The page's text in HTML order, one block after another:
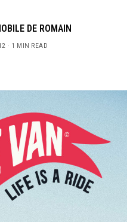
DE ROMAIN
1 MIN READ